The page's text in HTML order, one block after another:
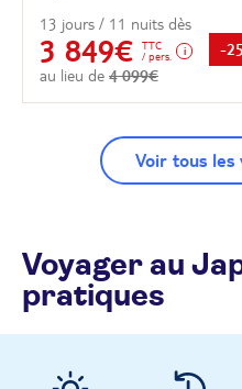
13 jours / 11 nuits dès
3 849€
TTC
/ pers.
au lieu de 4 099€
-
Voir tous les
Voyager au
pratiques